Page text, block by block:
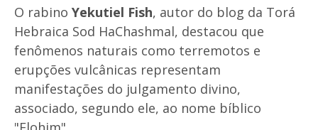
O rabino Yekutiel Fish, autor do blog da Torá
Hebraica Sod HaChashmal, destacou que
fenômenos naturais como terremotos e
erupções vulcânicas representam
manifestações do julgamento divino,
associado, segundo ele, ao nome bíblico